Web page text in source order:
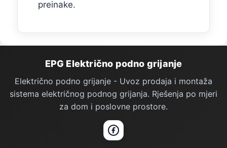
preinake.
Podno Grijanje — podnožje stranice
EPG Električno podno grijanje
Električno podno grijanje - Uvoz prodaja i montaža
sistema električnog podnog grijanja. Rješenja po mjeri
za dom i poslovne prostore.
Facebook